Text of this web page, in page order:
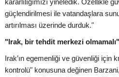
kararlılığımızı yineledik. Özellikle
güçlendirilmesi ile vatandaşlara
artırılması üzerinde durduk."
"Irak, bir tehdit merkezi olmamalı"
Irak’ın egemenliği ve güvenliği için
kontrolü" konusuna değinen